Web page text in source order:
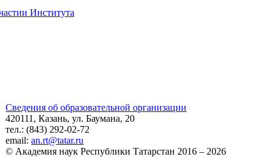
Института
Сведения об образовательной организации
420111, Казань, ул. Баумана, 20
тел.: (843) 292-02-72
email:an.rt@tatar.ru
© Академия наук Республики Татарстан 2016 – 2026